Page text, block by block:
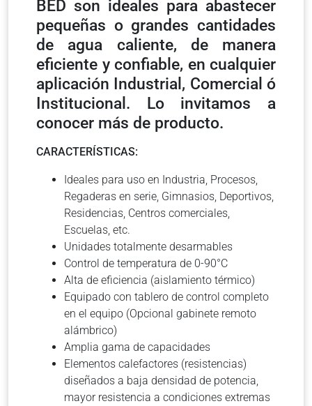
BED son ideales para abastecer
pequeñas o grandes cantidades
de agua caliente, de manera
eficiente y confiable, en cualquier
aplicación Industrial, Comercial ó
Institucional. Lo invitamos a
conocer más de producto.
CARACTERÍSTICAS:
Ideales para uso en Industria, Procesos,
Regaderas en serie, Gimnasios, Deportivos,
Residencias, Centros comerciales,
Escuelas, etc.
Unidades totalmente desarmables
Control de temperatura de 0-90°C
Alta de eficiencia (aislamiento térmico)
Equipado con tablero de control completo
en el equipo (Opcional gabinete remoto
alámbrico)
Amplia gama de capacidades
Elementos calefactores (resistencias)
diseñados a baja densidad de potencia,
mayor resistencia a condiciones extremas